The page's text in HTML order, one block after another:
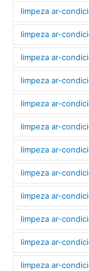
limpeza ar-
limpeza ar-
limpeza ar-
limpeza ar-
limpeza ar-
limpeza ar-
limpeza ar-
limpeza ar-
limpeza ar-
limpeza ar-
limpeza ar-
limpeza ar-